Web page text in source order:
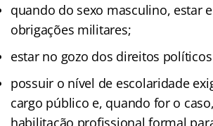
quando do sexo masculino, estar
obrigações militares;
estar no gozo dos direitos
possuir o nível de escolaridade
cargo público e, quando for o caso,
habilitação profissional formal